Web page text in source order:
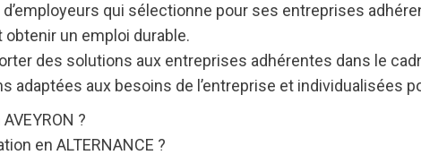
d’employeurs qui sélectionne pour ses entreprises
un emploi durable.
des solutions aux entreprises adhérentes dans le
adaptées aux besoins de l’entreprise et individualisées
?
en ALTERNANCE ?